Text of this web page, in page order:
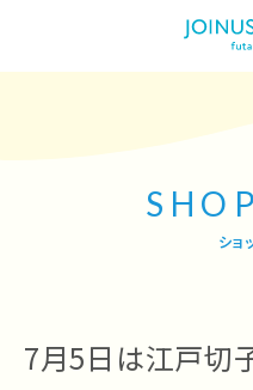
ショ
7月5日は江戸切